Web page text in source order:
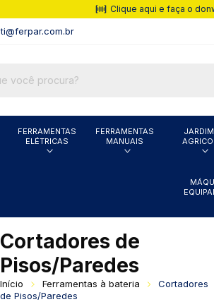
Clique aqui e faça o
ti@ferpar.com.br
FERRAMENTAS
ELÉTRICAS
FERRAMENTAS
MANUAIS
Cortadores de
Pisos/Paredes
Início Ferramentas à bateria
Cortadores
de Pisos/Paredes